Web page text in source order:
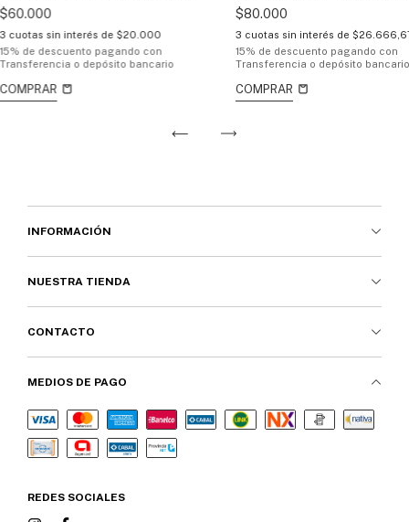
$60.000
3 cuotas sin interés de $20.000
15% de descuento pagando con
Transferencia o depósito bancario
$80.000
3 cuotas sin interés de
15% de descuento pagando con
Transferencia o depósito bancario
INFORMACIÓN
NUESTRA TIENDA
CONTACTO
MEDIOS DE PAGO
REDES SOCIALES